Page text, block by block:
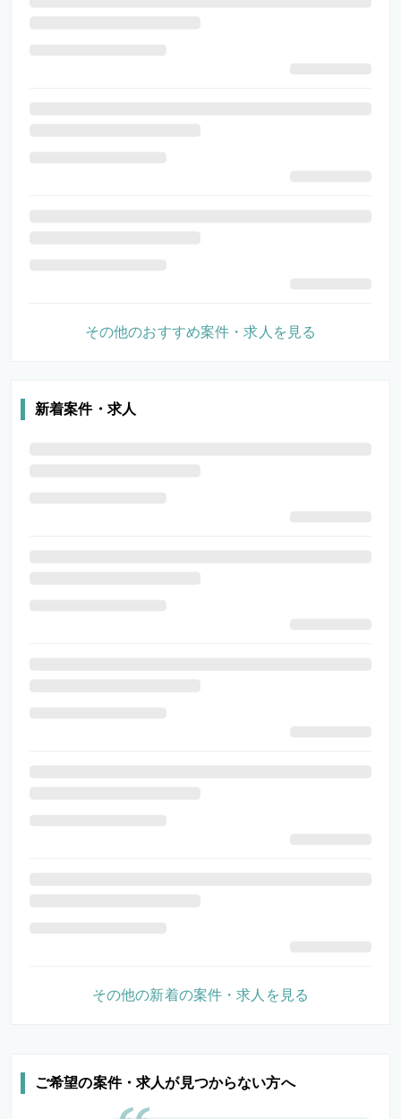
ご希望の案件・求人が見つからない方へ
その他のおすすめ案件・求人を見る
新着案件・求人
その他の新着の案件・求人を見る